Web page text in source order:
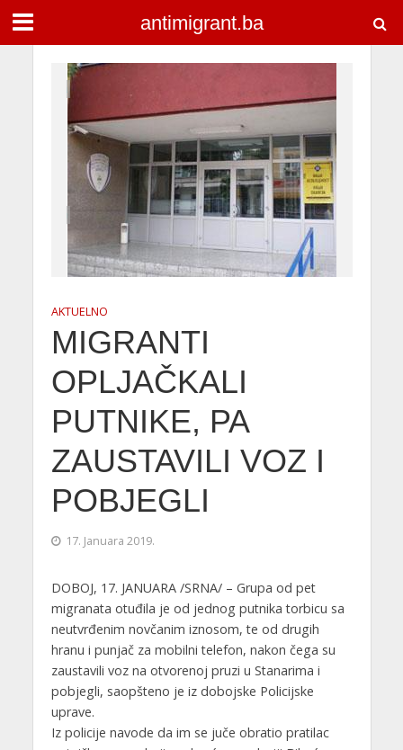
antimigrant.ba
AKTUELNO
MIGRANTI
OPLJAČKALI
PUTNIKE, PA
ZAUSTAVILI VOZ I
POBJEGLI
17. Januara 2019.
DOBOJ, 17. JANUARA /SRNA/ – Grupa od pet
migranata otuđila je od jednog putnika torbicu sa
neutvrđenim novčanim iznosom, te od drugih
hranu i punjač za mobilni telefon, nakon čega su
zaustavili voz na otvorenoj pruzi u Stanarima i
pobjegli, saopšteno je iz dobojske Policijske
uprave.
Iz policije navode da im se juče obratio pratilac